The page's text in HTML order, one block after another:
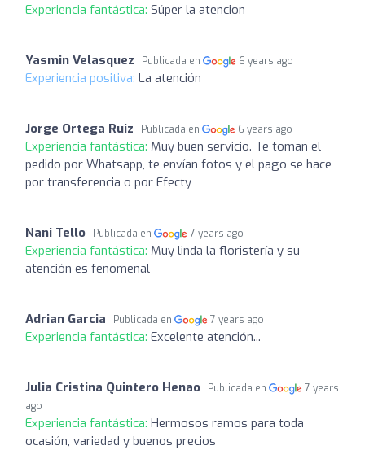
Experiencia fantástica: Súper la atencion
Yasmin Velasquez Publicada en 6 years ago
Experiencia positiva: La atención
Jorge Ortega Ruiz Publicada en 6 years ago
Experiencia fantástica: Muy buen servicio. Te toman el
pedido por Whatsapp, te envían fotos y el pago se hace
por transferencia o por Efecty
Nani Tello Publicada en 7 years ago
Experiencia fantástica: Muy linda la floristería y su
atención es fenomenal
Adrian Garcia Publicada en 7 years ago
Experiencia fantástica: Excelente atención...
Julia Cristina Quintero Henao Publicada en
7 years
ago
Experiencia fantástica: Hermosos ramos para toda
ocasión, variedad y buenos precios